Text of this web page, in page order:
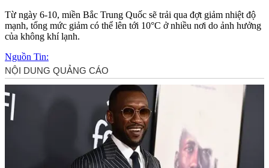
Từ ngày 6-10, miền Bắc Trung Quốc sẽ trải qua đợt giảm nhiệt độ
mạnh, tổng mức giảm có thể lên tới 10°C ở nhiều nơi do ảnh hưởng
của không khí lạnh.
Nguồn Tin: